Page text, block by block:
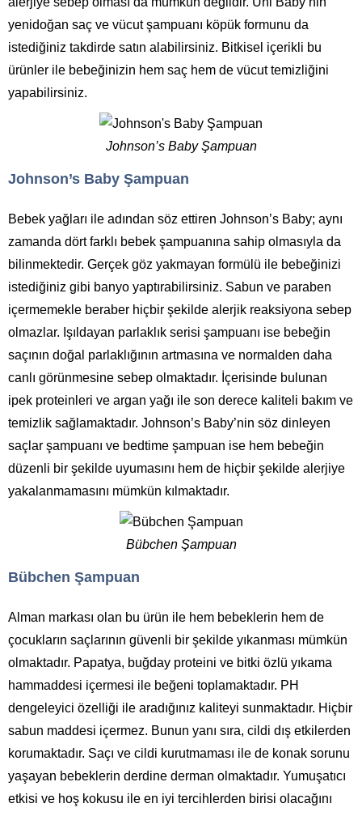
yenidoğan saç ve vücut şampuanı köpük formunu da
istediğiniz takdirde satın alabilirsiniz. Bitkisel içerikli bu
ürünler ile bebeğinizin hem saç hem de vücut temizliğini
yapabilirsiniz.
Johnson’s Baby Şampuan
Johnson’s Baby Şampuan
Bebek yağları ile adından söz ettiren Johnson’s Baby; aynı
zamanda dört farklı bebek şampuanına sahip olmasıyla da
bilinmektedir. Gerçek göz yakmayan formülü ile bebeğinizi
istediğiniz gibi banyo yaptırabilirsiniz. Sabun ve paraben
içermemekle beraber hiçbir şekilde alerjik reaksiyona sebep
olmazlar. Işıldayan parlaklık serisi şampuanı ise bebeğin
saçının doğal parlaklığının artmasına ve normalden daha
canlı görünmesine sebep olmaktadır. İçerisinde bulunan
ipek proteinleri ve argan yağı ile son derece kaliteli bakım ve
temizlik sağlamaktadır. Johnson’s Baby’nin söz dinleyen
saçlar şampuanı ve bedtime şampuan ise hem bebeğin
düzenli bir şekilde uyumasını hem de hiçbir şekilde alerjiye
yakalanmamasını mümkün kılmaktadır.
Bübchen Şampuan
Bübchen Şampuan
Alman markası olan bu ürün ile hem bebeklerin hem de
çocukların saçlarının güvenli bir şekilde yıkanması mümkün
olmaktadır. Papatya, buğday proteini ve bitki özlü yıkama
hammaddesi içermesi ile beğeni toplamaktadır. PH
dengeleyici özelliği ile aradığınız kaliteyi sunmaktadır. Hiçbir
sabun maddesi içermez. Bunun yanı sıra, cildi dış etkilerden
korumaktadır. Saçı ve cildi kurutmaması ile de konak sorunu
yaşayan bebeklerin derdine derman olmaktadır. Yumuşatıcı
etkisi ve hoş kokusu ile en iyi tercihlerden birisi olacağını